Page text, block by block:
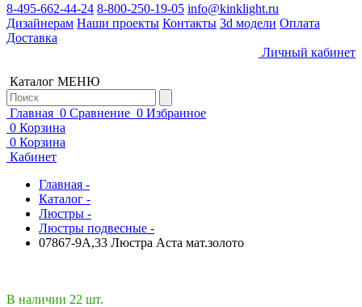
8-495-662-44-24 8-800-250-19-05 info@kinklight.ru
Дизайнерам Наши проекты Контакты 3d модели Оплата
Доставка
Личный кабинет
Каталог МЕНЮ
Главная 0 Сравнение 0 Избранное
0 Корзина
0 Корзина
Кабинет
Главная -
Каталог -
Люстры -
Люстры подвесные -
07867-9A,33 Люстра Аста мат.золото
В наличии 22 шт.